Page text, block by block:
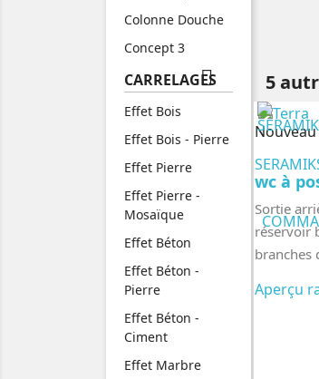
Colonne Douche
Concept 3
CARRELAGES

Effet Bois
Effet Bois - Pierre
Effet Pierre
Effet Pierre -
Mosaïque
Effet Béton
Effet Béton -
Pierre
Effet Béton -
Ciment
Effet Marbre
5
wc à
Sortie
réservoir
branches
Aperçu